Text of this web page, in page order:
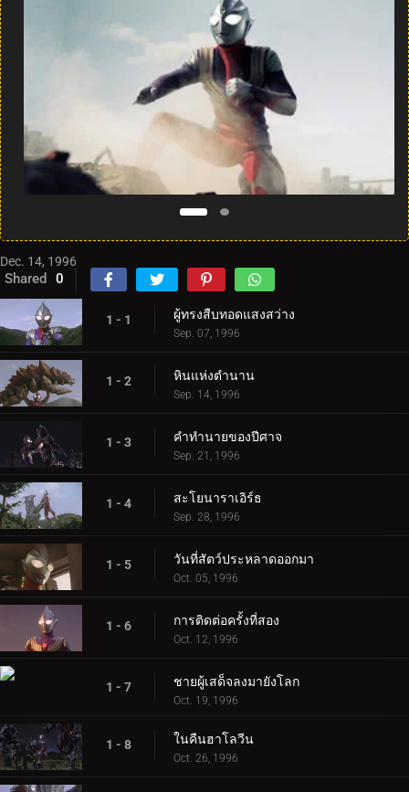
Dec. 14, 1996
Shared 0
1 - 1 ผู้ทรงสืบทอดแสงสว่าง
Sep. 07, 1996
1 - 2 หินแห่งตำนาน
Sep. 14, 1996
1 - 3 คำทำนายของปีศาจ
Sep. 21, 1996
1 - 4 สะโยนาราเอิร์ธ
Sep. 28, 1996
1 - 5 วันที่สัตว์ประหลาดออกมา
Oct. 05, 1996
1 - 6 การติดต่อครั้งที่สอง
Oct. 12, 1996
1 - 7 ชายผู้เสด็จลงมายังโลก
Oct. 19, 1996
1 - 8 ในคืนฮาโลวีน
Oct. 26, 1996